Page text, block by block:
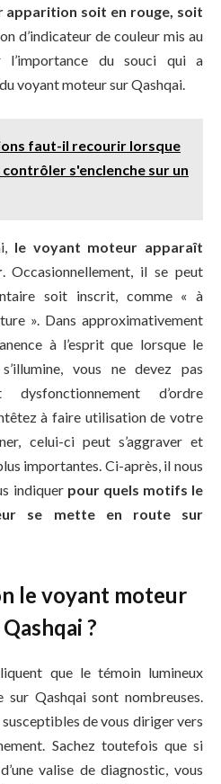
apparition soit en rouge, soit
d’indicateur de couleur mis au
du souci qui a
voyant moteur sur Qashqai.
faut-il recourir lorsque
s'enclenche sur un
le voyant moteur apparaît
. Occasionnellement, il se peut
soit inscrit, comme « à
». Dans approximativement
à l’esprit que lorsque le
vous ne devez pas
d’ordre
à faire utilisation de votre
celui-ci peut s’aggraver et
importantes. Ci-après, il nous
indiquer pour quels motifs le
se mette en route sur
le voyant moteur
?
que le témoin lumineux
Qashqai sont nombreuses.
de vous diriger vers
Sachez toutefois que si
valise de diagnostic, vous